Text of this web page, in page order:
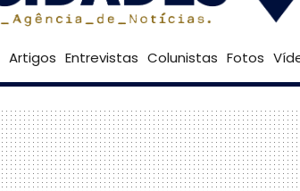
Artigos Entrevistas Colunistas Fotos